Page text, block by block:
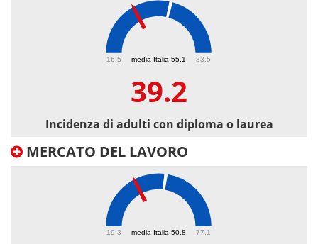
media Italia 55.1
16.5 83.5
39.2
Incidenza di adulti con diploma o laurea
MERCATO DEL LAVORO
media Italia 50.8
19.3 77.1